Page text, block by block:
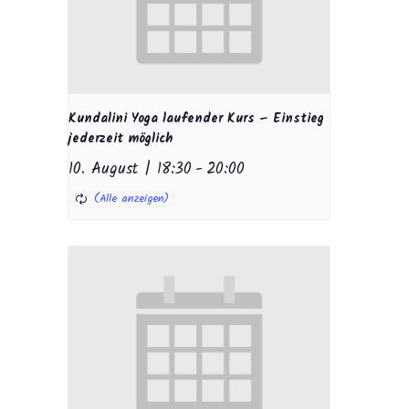
Kundalini Yoga laufender Kurs – Einstieg
jederzeit möglich
10. August | 18:30 -20:00